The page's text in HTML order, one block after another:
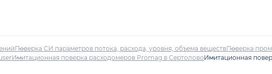
Поверка СИ параметров потока, расхода, уровня, объема веществПоверка
Имитационная поверка расходомеров Promag в СертоловоИмитационная